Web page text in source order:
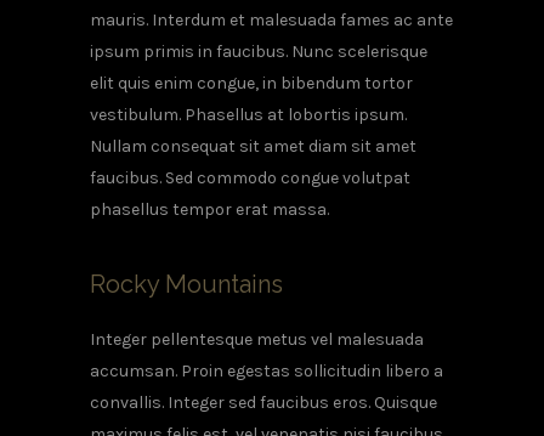
mauris. Interdum et malesuada fames ac ante
ipsum primis in faucibus. Nunc scelerisque
elit quis enim congue, in bibendum tortor
vestibulum. Phasellus at lobortis ipsum.
Nullam consequat sit amet diam sit amet
faucibus. Sed commodo congue volutpat
phasellus tempor erat massa.
Rocky Mountains
Integer pellentesque metus vel malesuada
accumsan. Proin egestas sollicitudin libero a
convallis. Integer sed faucibus eros. Quisque